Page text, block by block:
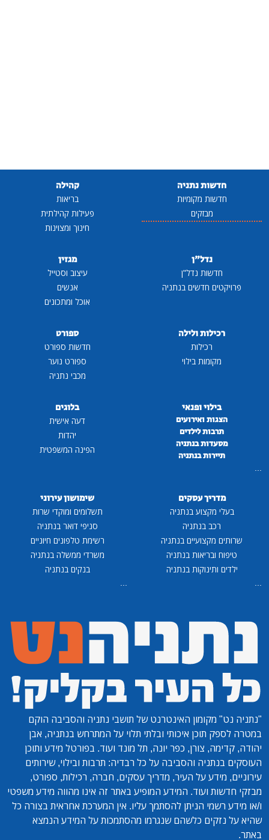
חדשות נתניה
חדשות מקומיות
מבזקים
קהילה
בריאות
פעילות קהילתית
חינוך ומצוינות
נדל"ן
חדשות נדל"ן
פרויקטים חדשים בנתניה
מגזין
עיצוב וסטייל
אנשים
אוכל ומתכונים
רכילות ולילה
רכילות
מקומות בילוי
ספורט
חדשות ספורט
ספורט נוער
מכבי נתניה
בילוי ופנאי
הצגות ואירועים
תרבות לילדים
מסעדות בנתניה
תיירות בנתניה
...
בלוגים
דעה אישית
יהדות
הפינה המשפטית
מדריך עסקים
בעלי מקצוע בנתניה
רכב בנתניה
שרותים מקצועיים בנתניה
טיפוח ובריאות בנתניה
ילדים ותינוקות בנתניה
...
שימושון עירוני
תשלומים ומוקדי שרות
סניפי דואר בנתניה
רשימת טלפונים חיוניים
משרדי ממשלה בנתניה
בנקים בנתניה
...
"נתניה נט" מקומון האינטרנט של תושבי נתניה והסביבה הוקם
במטרה לספק תוכן איכותי ובלתי תלוי על המתרחש בנתניה, אבן
יהודה, קדימה, צורן, כפר יונה, תל מונד ועוד. בפורטל מידע ותוכן
העוסקים בנתניה והסביבה על כל רבדיה: תרבות ובילוי, שירותים
עירוניים, מידע על העיר, מדריך עסקים, חברה, רכילות, ספורט,
מבזקי חדשות ועוד. המידע המופיע באתר זה אינו מהווה מידע משפטי
ו/או מידע רשמי הניתן להסתמך עליו. אין המערכת אחראית בצורה כל
שהיא על נזקים כלשהם שנגרמו מהסתמכות על המידע הנמצא
באתר.